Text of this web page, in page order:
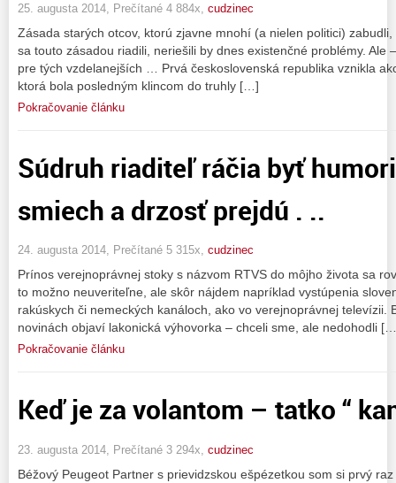
25. augusta 2014, Prečítané 4 884x, cudzinec
Zásada starých otcov, ktorú zjavne mnohí (a nielen politici)
sa touto zásadou riadili, neriešili by dnes existenčné problémy. Ale
pre tých vzdelanejších … Prvá československá republika vznikla
ktorá bola posledným klincom do truhly […]
Pokračovanie článku
Súdruh riaditeľ ráčia byť
smiech a drzosť prejdú . ..
24. augusta 2014, Prečítané 5 315x, cudzinec
Prínos verejnoprávnej stoky s názvom RTVS do môjho života sa
to možno neuveriteľne, ale skôr nájdem napríklad vystúpenia
rakúskych či nemeckých kanáloch, ako vo verejnoprávnej
novinách objaví lakonická výhovorka – chceli sme, ale nedohodli
Pokračovanie článku
Keď je za volantom – tatko “
23. augusta 2014, Prečítané 3 294x, cudzinec
Béžový Peugeot Partner s prievidzskou ešpézetkou som si prvý